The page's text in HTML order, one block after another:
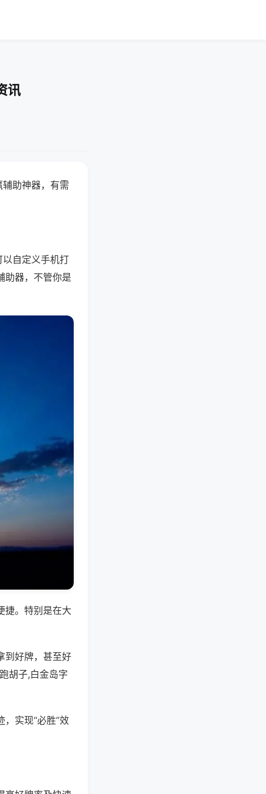
讯
助神器，有需
以自定义手机打
助器，不管你是
捷。特别是在大
到好牌，甚至好
胡子,白金岛字
实现“必胜”效